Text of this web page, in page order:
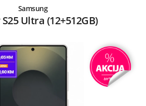
Samsung
Ultra (12+512GB)